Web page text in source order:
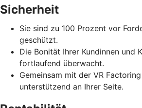
Sicherheit
Sie sind zu 100 Prozent vor
geschützt.
Die Bonität Ihrer Kundinnen und
fortlaufend überwacht.
Gemeinsam mit der VR
unterstützend an Ihrer Seite.